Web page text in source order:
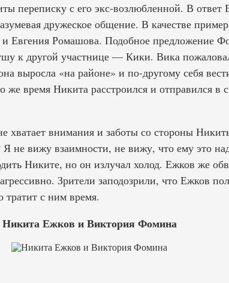
переписку с его экс-возлюбленной. В ответ
дружеское общение. В качестве
Евгения Ромашова. Подобное предложение
к другой участнице — Кики. Вика
выросла «на районе» и по-другому себя
время Никита расстроился и отправился в
хватает внимания и заботы со стороны
не вижу взаимности, не вижу, что ему это
Никите, но он излучал холод. Ежков же
Зрители заподозрили, что Ежков
с ним время.
Никита Ежков и Виктория Фомина